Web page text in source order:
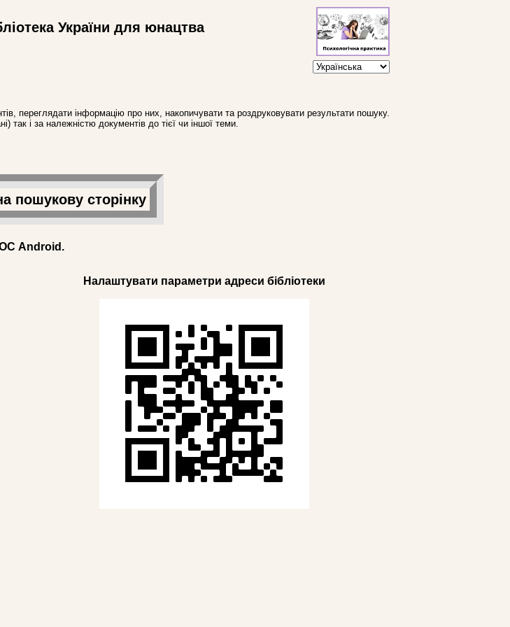
України для юнацтва
переглядати інформацію про них, накопичувати та роздруковувати результати пошуку.
так і за належністю документів до тієї чи іншої теми.
пошукову сторінку
ОС Android.
Налаштувати параметри адреси бібліотеки